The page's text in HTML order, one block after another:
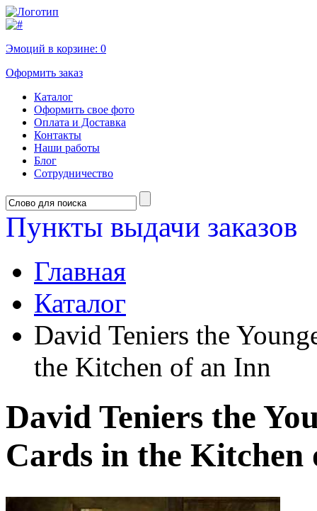
Эмоций в корзине: 0
Оформить заказ
Каталог
Оформить свое фото
Оплата и Доставка
Контакты
Наши работы
Блог
Сотрудничество
Пункты выдачи заказов
Главная
Каталог
David Teniers the
the Kitchen of an Inn
David Teniers the
Cards in the Kitchen